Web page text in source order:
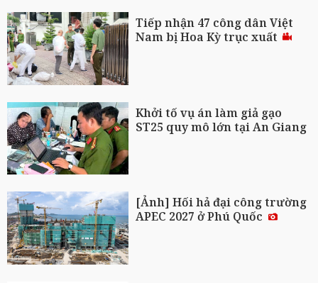
Tiếp nhận 47 công dân Việt
Nam bị Hoa Kỳ trục xuất
Khởi tố vụ án làm giả gạo
ST25 quy mô lớn tại An Giang
[Ảnh] Hối hả đại công trường
APEC 2027 ở Phú Quốc